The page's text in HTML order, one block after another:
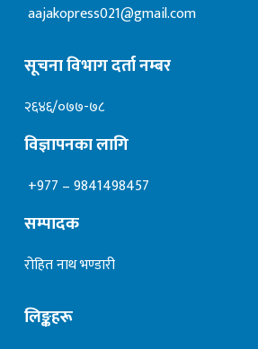
aajakopress021@gmail.com
सूचना विभाग दर्ता नम्बर
२६४६/०७७-७८
विज्ञापनका लागि
+977 – 9841498457
सम्पादक
रोहित नाथ भण्डारी
लिङ्कहरू